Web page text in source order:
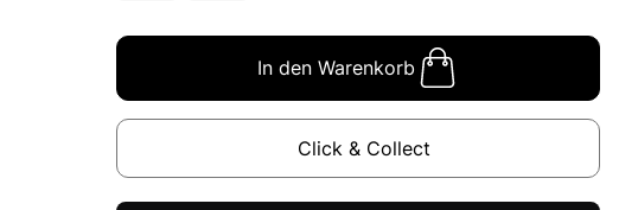
In den Warenkorb
Click & Collect